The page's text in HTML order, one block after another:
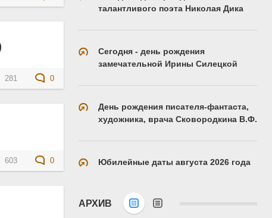
281 0
603 0
талантливого поэта Николая Дика
Сегодня - день рождения
замечательной Ирины Силецкой
День рождения писателя-фантаста,
художника, врача Сковородкина В.Ф.
Юбилейные даты августа 2026 года
АРХИВ